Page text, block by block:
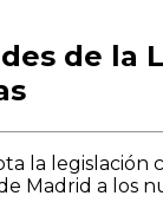
de la
la legislación
Madrid a los